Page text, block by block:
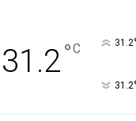
31.2°C 31.2
31.2